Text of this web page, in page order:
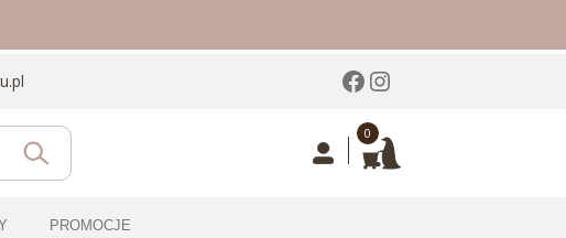
Facebook
Instagram
0
PROMOCJE